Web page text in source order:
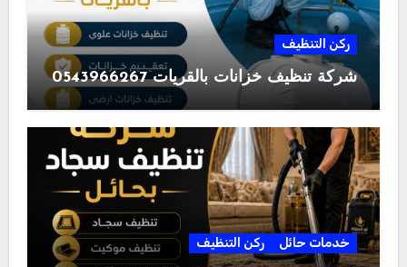
ركن التنظيف
شركة تنظيف خزانات بالقريات 0543966267
خدمات حائل ركن التنظيف